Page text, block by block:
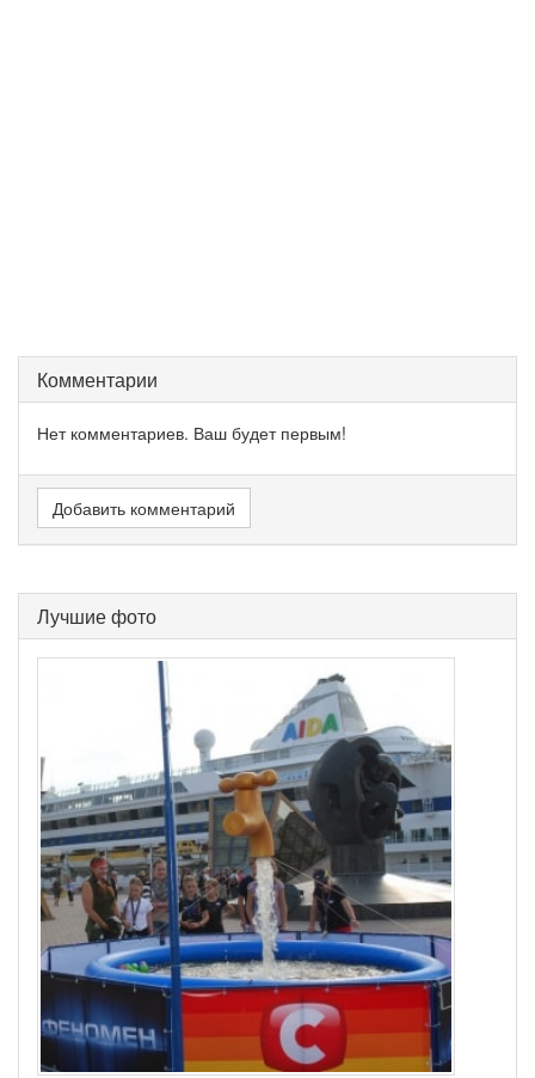
Комментарии
Нет комментариев. Ваш будет первым!
Добавить комментарий
Лучшие фото